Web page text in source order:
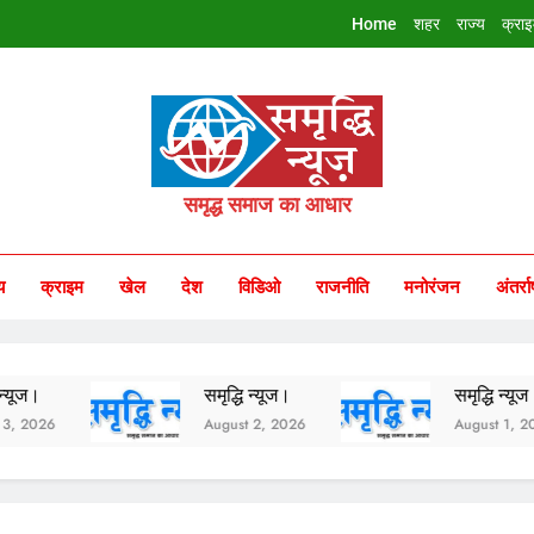
Home शहर राज्य
Samachar
समृद्ध समाज का आधार
क्राइम खेल देश विडिओ राजनीति मनोरंजन
समृद्धि न्यूज।
August 2, 2026
समृद्धि न्यूज।
August 1, 2026